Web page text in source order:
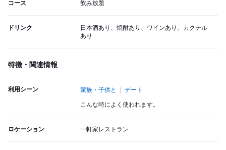
コース 飲み放題
ドリンク
日本酒あり、焼酎あり、ワインあり、カクテル
あり
特徴・関連情報
利用シーン 家族・子供と デート
こんな時によく使われます。
ロケーション 一軒家レストラン